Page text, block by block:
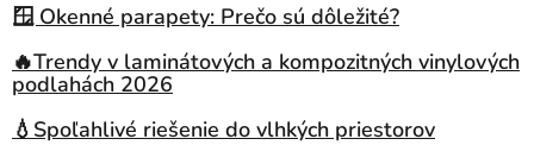
🪟 Okenné parapety: Prečo sú dôležité?
🔥Trendy v laminátových a kompozitných vinylových
podlahách 2026
💧Spoľahlivé riešenie do vlhkých priestorov